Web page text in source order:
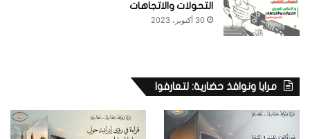
التحولات والاتجاهات
30 أكتوبر، 2023
مرايا ونوافذ حضارية: لتعارفوا